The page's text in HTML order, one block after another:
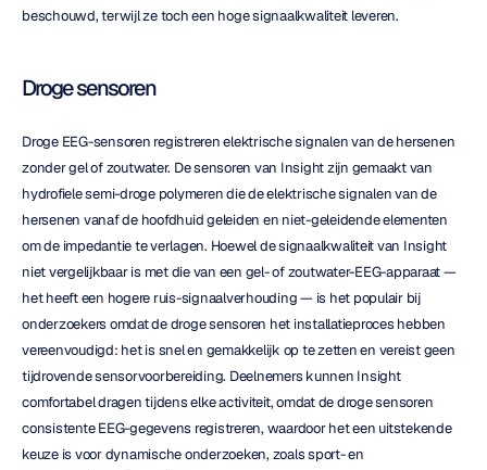
beschouwd, terwijl ze toch een hoge signaalkwaliteit leveren.
Droge sensoren
Droge EEG-sensoren registreren elektrische signalen van de hersenen
zonder gel of zoutwater. De sensoren van Insight zijn gemaakt van
hydrofiele semi-droge polymeren die de elektrische signalen van de
hersenen vanaf de hoofdhuid geleiden en niet-geleidende elementen
om de impedantie te verlagen. Hoewel de signaalkwaliteit van Insight
niet vergelijkbaar is met die van een gel- of zoutwater-EEG-apparaat —
het heeft een hogere ruis-signaalverhouding — is het populair bij
onderzoekers omdat de droge sensoren het installatieproces hebben
vereenvoudigd: het is snel en gemakkelijk op te zetten en vereist geen
tijdrovende sensorvoorbereiding. Deelnemers kunnen Insight
comfortabel dragen tijdens elke activiteit, omdat de droge sensoren
consistente EEG-gegevens registreren, waardoor het een uitstekende
keuze is voor dynamische onderzoeken, zoals sport- en